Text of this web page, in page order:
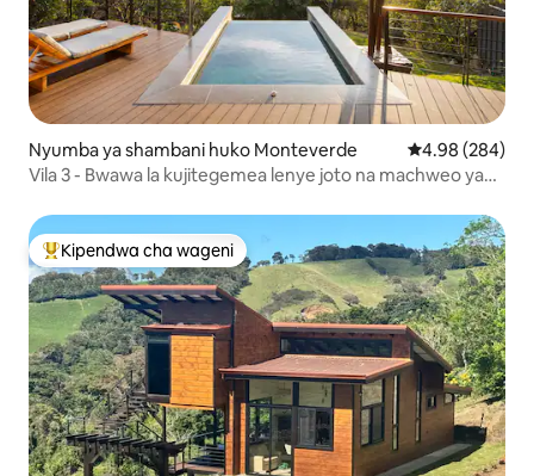
Nyumba ya shambani huko Monteverde Ukadiriaji wa
4.98 (284)
Vila 3 - Bwawa la kujitegemea lenye joto na machweo ya
Kipendwa maarufu cha wageni
Kipendwa cha wageni